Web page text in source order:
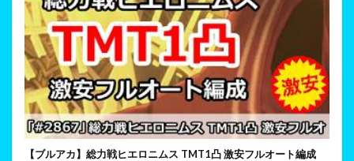
【ブルアカ】総力戦ヒエロニムス TMT1凸 激安フルオート編成